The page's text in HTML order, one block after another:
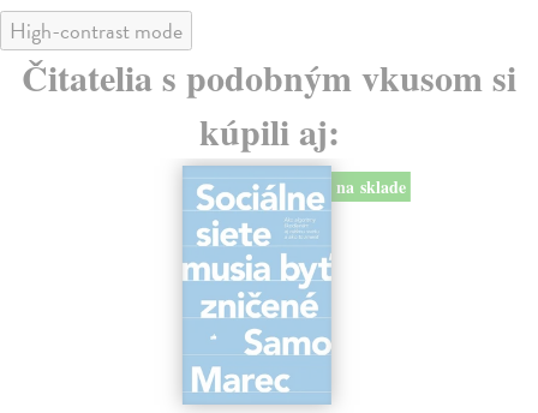
High-contrast mode
Čitatelia s podobným vkusom si
kúpili aj:
na sklade